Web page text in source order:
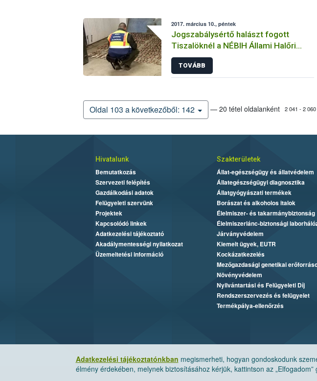
2017. március 10., péntek
Jogszabálysértő halászt fogott
Tiszalöknél a NÉBIH Állami Halőri
Szolgálata
TOVÁBB
Oldal 103 a következőből: 142 — 20 tétel oldalanként 2 041 - 2
Adatkezelési tájékoztatónkban megismerheti, hogyan gondoskodunk
élmény érdekében, melynek biztosításához kérjük, kattintson az „Elfogadom”
Hivatalunk
Bemutatkozás
Szervezeti felépítés
Gazdálkodási adatok
Felügyeleti szervünk
Projektek
Kapcsolódó linkek
Adatkezelési tájékoztató
Akadálymentességi nyilatkozat
Üzemeltetési információ
Szakterületek
Állat-egészségügy és állatvédelem
Állategészségügyi diagnosztika
Állatgyógyászati termékek
Borászat és alkoholos italok
Élelmiszer- és takarmánybiztonság
Élelmiszerlánc-biztonsági
Járványvédelem
Kiemelt ügyek, EUTR
Kockázatkezelés
Mezőgazdasági genetikai
Növényvédelem
Nyilvántartási és Felügyeleti Díj
Rendszerszervezés és felügyelet
Termékpálya-ellenőrzés